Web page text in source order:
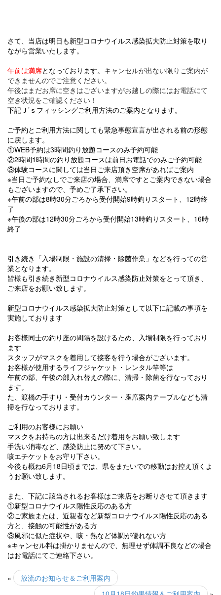
さて、当店は明日も新型コロナウイルス感染拡大防止対策を取り
ながら営業いたします。
午前は満席と なっております。 キャンセルが出ない限りご案内が
できませんのでご注意ください。
午後はまだお席に空きはございますがお越しの際にはお電話にて
空き状況をご確認ください！
下記Ｊ’ｓフィッシングご利用方法のご案内となります。
ご予約とご利用方法に関しても緊急事態宣言が出される前の形態
に戻します。
①WEB予約は3時間釣り放題コースのみ予約可能
②2時間1時間の釣り放題コースは前日お電話でのみご予約可能
③体験コースに関しては当日ご来店頂き空席があればご案内
※当日ご予約なしでご来店の場合、満席ですとご案内できない場合
もございますので、予めご了承下さい。
※午前の部は8時30分ごろから受付開始9時釣りスタート、12時終
了
※午後の部は12時30分ごろから受付開始13時釣りスタート、16時
終了
引き続き「入場制限・施設の清掃・除菌作業」などを行っての営
業となります。
皆様も引き続き新型コロナウイルス感染防止対策をとって頂き、
ご来店をお願い致します。
新型コロナウイルス感染拡大防止対策として以下に記載の事項を
実施しております
お客様同士の釣り座の間隔を設けるため、 入場制限を行っており
ます
スタッフがマスクを着用して接客を行う場合がございます。
お客様が使用するライフジャケット・レンタル竿等は
午前の部、午後の部入れ替えの際に、清掃・ 除菌を行なっており
ます。
た、渡橋の手すり・受付カウンター・ 座席案内テーブルなども清
掃を行なっております。
ご利用のお客様にお願い
マスクをお持ちの方は出来るだけ着用をお願い致します
手洗い消毒など、感染防止に努めて下さい。
咳エチケットをお守り下さい。
今後も概ね6月18日頃までは、県をまたいでの移動はお控え頂くよ
うお願い致します。
また、下記に該当されるお客様はご来店をお断りさせて頂きます
①新型コロナウイルス陽性反応のある方
②ご家族または、 近親者など新型コロナウイルス陽性反応のある
方と、 接触の可能性がある方
③風邪に似た症状や、咳・熱など体調が優れない方
※キャンセル料は掛かりませんので、無理せず体調不良などの場合
はお電話にてご連絡下さい。
«
放流のお知らせ＆ご利用案内